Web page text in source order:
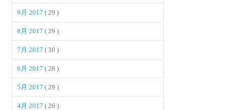
9月 2017( 29 )
8月 2017( 29 )
7月 2017( 30 )
6月 2017( 28 )
5月 2017( 29 )
4月 2017( 26 )